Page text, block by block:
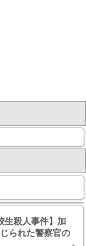
生殺人事件】加
られた警察官の